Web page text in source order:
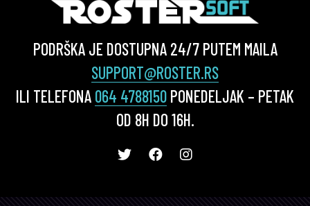
PODRŠKA JE DOSTUPNA 24/7 PUTEM MAILA
SUPPORT@ROSTER.RS
ILI TELEFONA 064 4788150 PONEDELJAK – PETAK
OD 8H DO 16H.